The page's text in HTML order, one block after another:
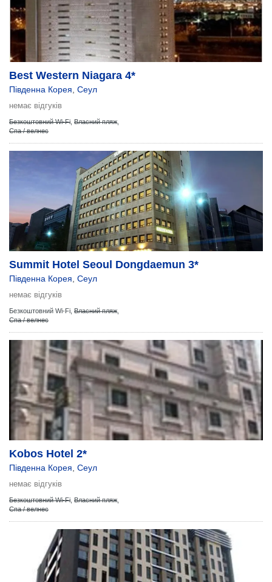
Best Western Niagara 4*
Південна Корея Сеул
немає відгуків
Безкоштовний Wi-Fi Власний пляж
Спа / велнес
Summit Hotel Seoul Dongdaemun 3*
Південна Корея Сеул
немає відгуків
Безкоштовний Wi-Fi, Власний пляж
Спа / велнес
Kobos Hotel 2*
Південна Корея Сеул
немає відгуків
Безкоштовний Wi-Fi Власний пляж
Спа / велнес